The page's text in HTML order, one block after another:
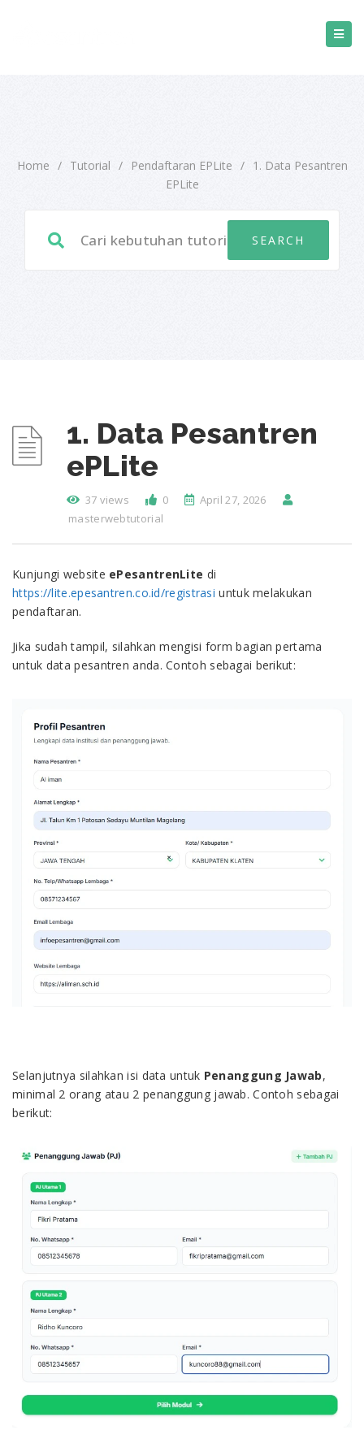
Home / Tutorial / Pendaftaran EPLite /
1. Data Pesantren
EPLite
1. Data Pesantren
ePLite
37 views 0
April 27, 2026
masterwebtutorial
Kunjungi website ePesantrenLite di
https://lite.epesantren.co.id/registrasi untuk melakukan
pendaftaran.
Jika sudah tampil, silahkan mengisi form bagian pertama
untuk data pesantren anda. Contoh sebagai berikut:
Selanjutnya silahkan isi data untuk Penanggung Jawab,
minimal 2 orang atau 2 penanggung jawab. Contoh sebagai
berikut: